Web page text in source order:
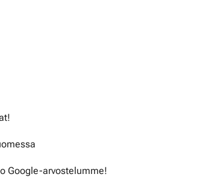
Google-arvostelumme!